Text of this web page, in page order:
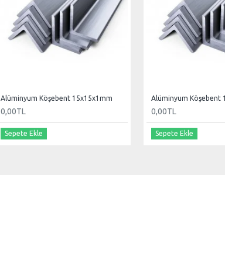
Alüminyum Köşebent 15x15x1mm
0,00TL
Sepete Ekle
Alüminyum Köşebent
0,00TL
Sepete Ekle